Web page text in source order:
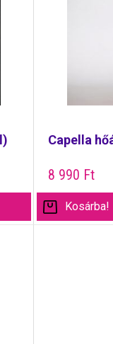
Capella
8 990 Ft
Kosárba!